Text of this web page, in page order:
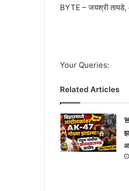
BYTE – जयश्री तायडे,
Your Queries:
Related Articles